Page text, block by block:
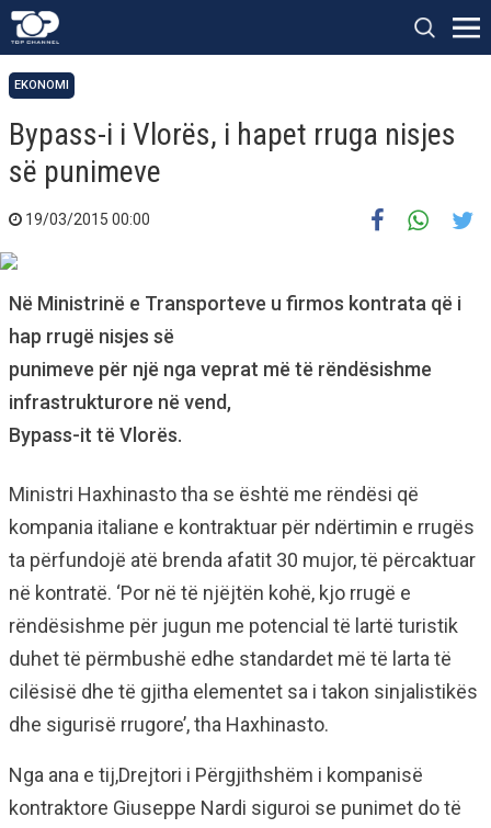
EKONOMI
Bypass-i i Vlorës, i hapet rruga nisjes
së punimeve
19/03/2015 00:00
Në Ministrinë e Transporteve u firmos kontrata që i
hap rrugë nisjes së
punimeve për një nga veprat më të rëndësishme
infrastrukturore në vend,
Bypass-it të Vlorës.
Ministri Haxhinasto tha se është me rëndësi që
kompania italiane e kontraktuar për ndërtimin e rrugës
ta përfundojë atë brenda afatit 30 mujor, të përcaktuar
në kontratë. ‘Por në të njëjtën kohë, kjo rrugë e
rëndësishme për jugun me potencial të lartë turistik
duhet të përmbushë edhe standardet më të larta të
cilësisë dhe të gjitha elementet sa i takon sinjalistikës
dhe sigurisë rrugore’, tha Haxhinasto.
Nga ana e tij,Drejtori i Përgjithshëm i kompanisë
kontraktore Giuseppe Nardi siguroi se punimet do të